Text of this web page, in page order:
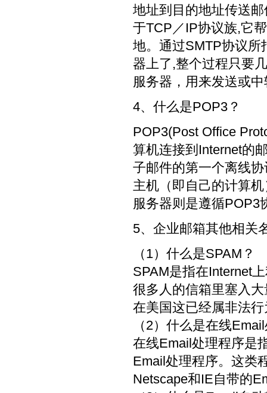
地址到目的地址传送
于TCP／IP协议族,它
地。通过SMTP协议所
器上了,整个过程只要
服务器，用来发送或
4、什么是POP3？
POP3(Post Office
算机连接到Internet的
子邮件的第一个离线
主机（即自己的计算
服务器则是遵循POP3
5、企业邮箱其他相关
（1）什么是SPAM？
SPAM是指在Internet
很多人的信箱里塞入
在美国这已经属非法
（2）什么是在线
在线Email处理程序是
Email处理程序。这类
Netscape和IE自带的